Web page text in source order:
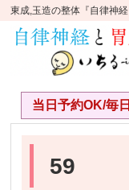
東成,玉造の整体『自律神
当日予約OK/毎
59